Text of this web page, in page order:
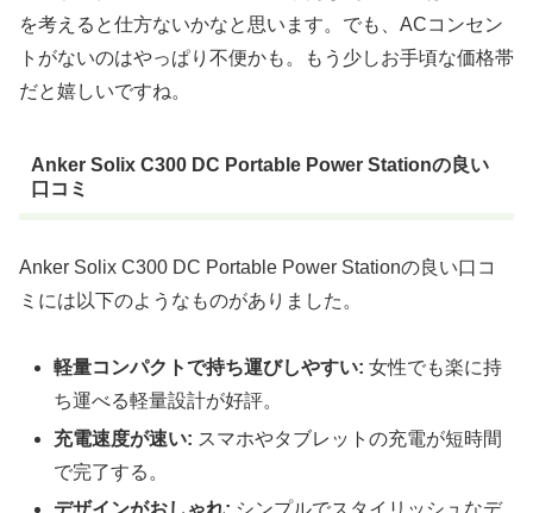
を考えると仕方ないかなと思います。でも、ACコンセン
トがないのはやっぱり不便かも。もう少しお手頃な価格帯
だと嬉しいですね。
Anker Solix C300 DC Portable Power Stationの良い
口コミ
Anker Solix C300 DC Portable Power Stationの良い口コ
ミには以下のようなものがありました。
軽量コンパクトで持ち運びしやすい: 女性でも楽に持
ち運べる軽量設計が好評。
充電速度が速い: スマホやタブレットの充電が短時間
で完了する。
デザインがおしゃれ: シンプルでスタイリッシュなデ